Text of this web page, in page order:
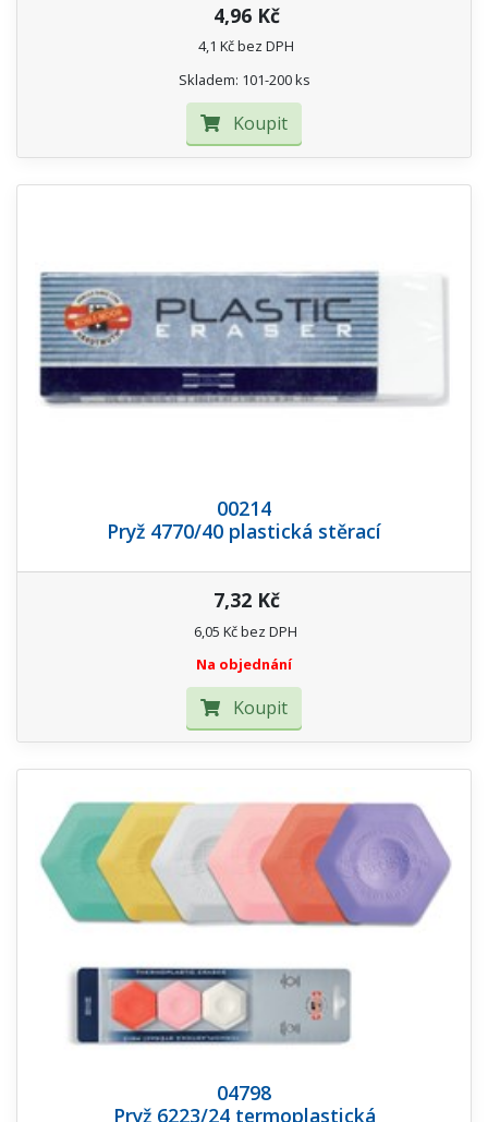
4,96 Kč
4,1 Kč bez DPH
Skladem: 101-200 ks
Koupit
00214
Pryž 4770/40 plastická stěrací
7,32 Kč
6,05 Kč bez DPH
Na objednání
Koupit
04798
Pryž 6223/24 termoplastická